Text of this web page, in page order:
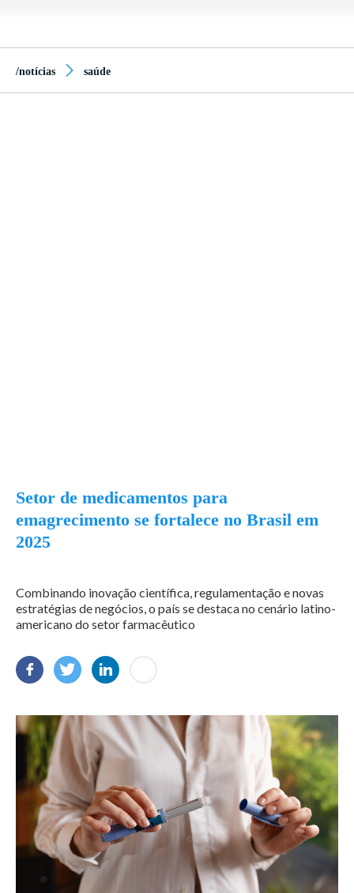
/notícias saúde
Setor de medicamentos para
emagrecimento se fortalece no Brasil em
2025
Combinando inovação científica, regulamentação e novas
estratégias de negócios, o país se destaca no cenário latino-
americano do setor farmacêutico